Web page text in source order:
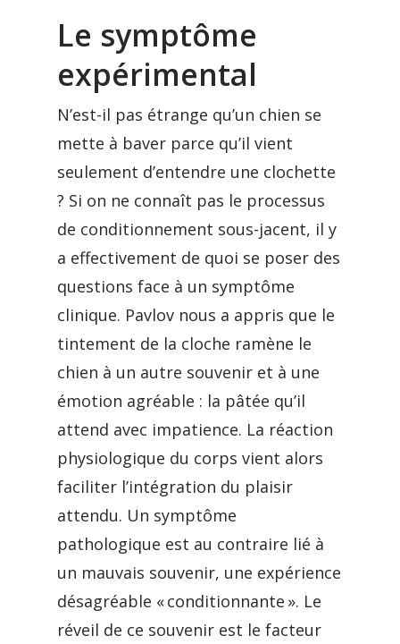
Le symptôme
expérimental
N’est-il pas étrange qu’un chien se
mette à baver parce qu’il vient
seulement d’entendre une clochette
? Si on ne connaît pas le processus
de conditionnement sous-jacent, il y
a effectivement de quoi se poser des
questions face à un symptôme
clinique. Pavlov nous a appris que le
tintement de la cloche ramène le
chien à un autre souvenir et à une
émotion agréable : la pâtée qu’il
attend avec impatience. La réaction
physiologique du corps vient alors
faciliter l’intégration du plaisir
attendu. Un symptôme
pathologique est au contraire lié à
un mauvais souvenir, une expérience
désagréable « conditionnante ». Le
réveil de ce souvenir est le facteur